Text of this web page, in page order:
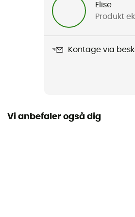
Stopper Set Pro #1-13
Elise
Produkt
Kontage via
Vi anbefaler også dig